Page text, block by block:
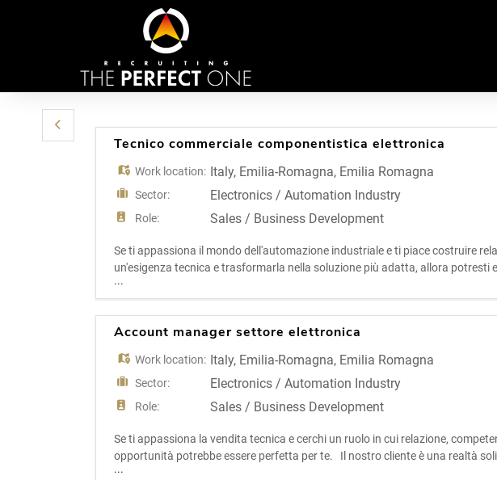
Tecnico commerciale componentistica elettronica
Work location: Italy, Emilia-Romagna, Emilia Romagna
Sector: Electronics / Automation Industry
Role: Sales / Business Development
Se ti appassiona il mondo dell'automazione industriale e ti piace costruire
un'esigenza tecnica e trasformarla nella soluzione più adatta, allora
realtà solida e affermata, specializzata nel
...
Account manager settore elettronica
Work location: Italy, Emilia-Romagna, Emilia Romagna
Sector: Electronics / Automation Industry
Role: Sales / Business Development
Se ti appassiona la vendita tecnica e cerchi un ruolo in cui relazione,
opportunità potrebbe essere perfetta per te. Il nostro cliente è una realtà
elettronica di alta qualità. L'aziend
...